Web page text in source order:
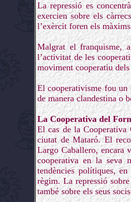
La repressió es
exercien sobre els
l’exèrcit foren els
Malgrat el franquisme,
l’activitat de les
moviment cooperatiu
El cooperativisme fou un
de manera clandestina o
La Cooperativa del
El cas de la Cooperativa
ciutat de Mataró. El
Largo Caballero, encara
cooperativa en la seva
tendències polítiques,
règim. La repressió
també sobre els seus